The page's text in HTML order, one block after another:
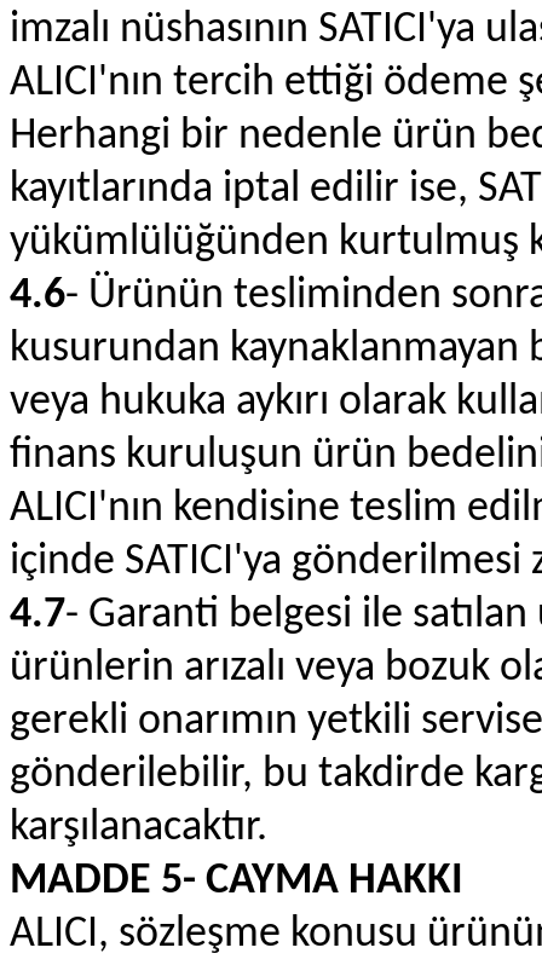
imzalı nüshasının SATICI'ya
ALICI'nın tercih ettiği ödeme
Herhangi bir nedenle ürün
kayıtlarında iptal edilir ise,
yükümlülüğünden kurtulmuş
4.6- Ürünün tesliminden
kusurundan kaynaklanmayan
veya hukuka aykırı olarak
finans kuruluşun ürün
ALICI'nın kendisine teslim
içinde SATICI'ya gönderilmesi
4.7- Garanti belgesi ile
ürünlerin arızalı veya bozuk
gerekli onarımın yetkili
gönderilebilir, bu takdirde
karşılanacaktır.
MADDE 5- CAYMA HAKKI
ALICI, sözleşme konusu